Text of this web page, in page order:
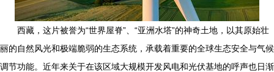
西藏，这片被誉为“世界屋脊”、“亚洲水塔”的神奇土地，以其原始壮
丽的自然风光和极端脆弱的生态系统，承载着重要的全球生态安全与气候
调节功能。近年来关于在该区域大规模开发风电和光伏基地的呼声也日渐